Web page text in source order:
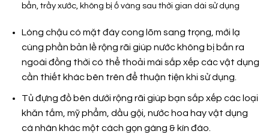
bẩn, trầy xước, không bị ố vàng sau thời gian dài sử dụng
Lòng chậu có mặt đáy cong lõm sang trọng, mới lạ
cùng phần bản lề rộng rãi giúp nước không bị bắn ra
ngoài đồng thời có thể thoải mái sắp xếp các vật dụng
cần thiết khác bên trên để thuận tiện khi sử dụng.
Tủ đựng đồ bên dưới rộng rãi giúp bạn sắp xếp các loại
khăn tắm, mỹ phẩm, dầu gội, nước hoa hay vật dụng
cá nhân khác một cách gọn gàng & kín đáo.